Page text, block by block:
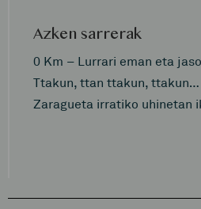
Azken sarrerak
0 Km – Lurrari eman eta
Ttakun, ttan ttakun, ttakun…
Zaragueta irratiko uhinetan